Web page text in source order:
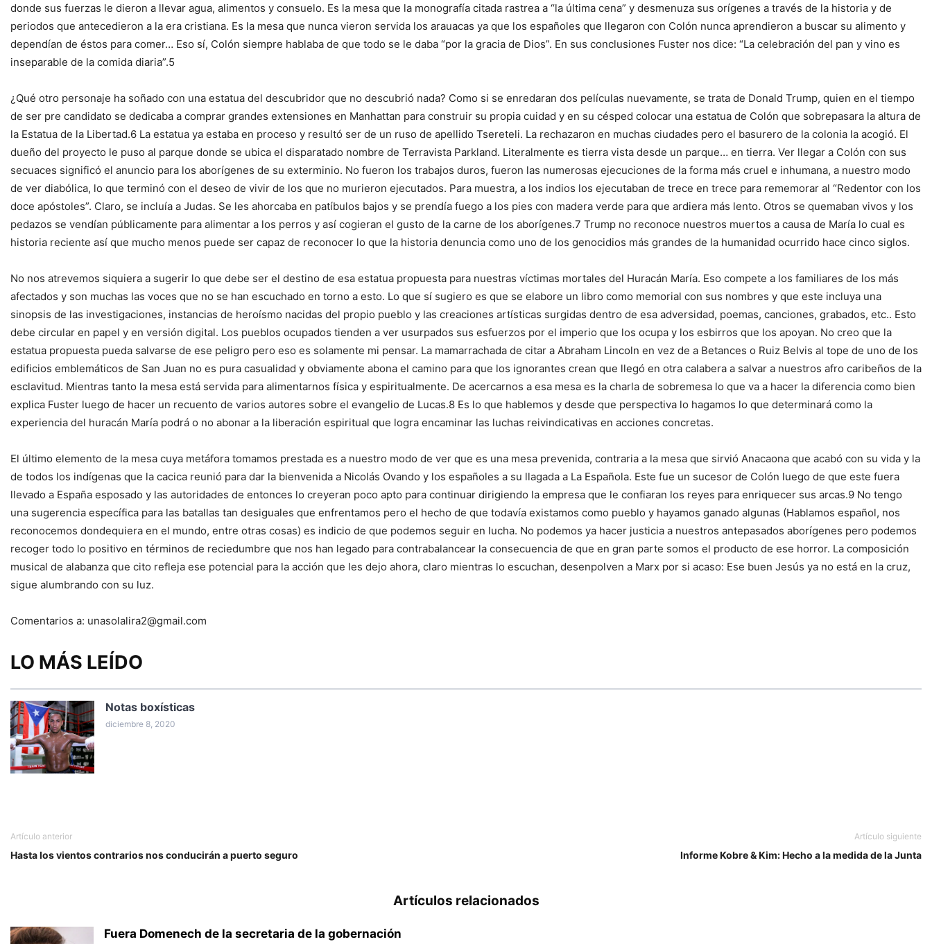
donde sus fuerzas le dieron a llevar agua, alimentos y consuelo. Es la mesa que la monografía citada rastrea a “la última cena” y desmenuza sus orígenes a través de la historia y de
periodos que antecedieron a la era cristiana. Es la mesa que nunca vieron servida los arauacas ya que los españoles que llegaron con Colón nunca aprendieron a buscar su alimento y
dependían de éstos para comer… Eso sí, Colón siempre hablaba de que todo se le daba “por la gracia de Dios”. En sus conclusiones Fuster nos dice: “La celebración del pan y vino es
inseparable de la comida diaria”.5
¿Qué otro personaje ha soñado con una estatua del descubridor que no descubrió nada? Como si se enredaran dos películas nuevamente, se trata de Donald Trump, quien en el tiempo
de ser pre candidato se dedicaba a comprar grandes extensiones en Manhattan para construir su propia cuidad y en su césped colocar una estatua de Colón que sobrepasara la altura de
la Estatua de la Libertad.6 La estatua ya estaba en proceso y resultó ser de un ruso de apellido Tsereteli. La rechazaron en muchas ciudades pero el basurero de la colonia la acogió. El
dueño del proyecto le puso al parque donde se ubica el disparatado nombre de Terravista Parkland. Literalmente es tierra vista desde un parque… en tierra. Ver llegar a Colón con sus
secuaces significó el anuncio para los aborígenes de su exterminio. No fueron los trabajos duros, fueron las numerosas ejecuciones de la forma más cruel e inhumana, a nuestro modo
de ver diabólica, lo que terminó con el deseo de vivir de los que no murieron ejecutados. Para muestra, a los indios los ejecutaban de trece en trece para rememorar al “Redentor con los
doce apóstoles”. Claro, se incluía a Judas. Se les ahorcaba en patíbulos bajos y se prendía fuego a los pies con madera verde para que ardiera más lento. Otros se quemaban vivos y los
pedazos se vendían públicamente para alimentar a los perros y así cogieran el gusto de la carne de los aborígenes.7 Trump no reconoce nuestros muertos a causa de María lo cual es
historia reciente así que mucho menos puede ser capaz de reconocer lo que la historia denuncia como uno de los genocidios más grandes de la humanidad ocurrido hace cinco siglos.
No nos atrevemos siquiera a sugerir lo que debe ser el destino de esa estatua propuesta para nuestras víctimas mortales del Huracán María. Eso compete a los familiares de los más
afectados y son muchas las voces que no se han escuchado en torno a esto. Lo que sí sugiero es que se elabore un libro como memorial con sus nombres y que este incluya una
sinopsis de las investigaciones, instancias de heroísmo nacidas del propio pueblo y las creaciones artísticas surgidas dentro de esa adversidad, poemas, canciones, grabados, etc.. Esto
debe circular en papel y en versión digital. Los pueblos ocupados tienden a ver usurpados sus esfuerzos por el imperio que los ocupa y los esbirros que los apoyan. No creo que la
estatua propuesta pueda salvarse de ese peligro pero eso es solamente mi pensar. La mamarrachada de citar a Abraham Lincoln en vez de a Betances o Ruiz Belvis al tope de uno de los
edificios emblemáticos de San Juan no es pura casualidad y obviamente abona el camino para que los ignorantes crean que llegó en otra calabera a salvar a nuestros afro caribeños de la
esclavitud. Mientras tanto la mesa está servida para alimentarnos física y espiritualmente. De acercarnos a esa mesa es la charla de sobremesa lo que va a hacer la diferencia como bien
explica Fuster luego de hacer un recuento de varios autores sobre el evangelio de Lucas.8 Es lo que hablemos y desde que perspectiva lo hagamos lo que determinará como la
experiencia del huracán María podrá o no abonar a la liberación espiritual que logra encaminar las luchas reivindicativas en acciones concretas.
El último elemento de la mesa cuya metáfora tomamos prestada es a nuestro modo de ver que es una mesa prevenida, contraria a la mesa que sirvió Anacaona que acabó con su vida y la
de todos los indígenas que la cacica reunió para dar la bienvenida a Nicolás Ovando y los españoles a su llagada a La Española. Este fue un sucesor de Colón luego de que este fuera
llevado a España esposado y las autoridades de entonces lo creyeran poco apto para continuar dirigiendo la empresa que le confiaran los reyes para enriquecer sus arcas.9 No tengo
una sugerencia específica para las batallas tan desiguales que enfrentamos pero el hecho de que todavía existamos como pueblo y hayamos ganado algunas (Hablamos español, nos
reconocemos dondequiera en el mundo, entre otras cosas) es indicio de que podemos seguir en lucha. No podemos ya hacer justicia a nuestros antepasados aborígenes pero podemos
recoger todo lo positivo en términos de reciedumbre que nos han legado para contrabalancear la consecuencia de que en gran parte somos el producto de ese horror. La composición
musical de alabanza que cito refleja ese potencial para la acción que les dejo ahora, claro mientras lo escuchan, desenpolven a Marx por si acaso: Ese buen Jesús ya no está en la cruz,
sigue alumbrando con su luz.
Comentarios a: unasolalira2@gmail.com
LO MÁS LEÍDO
Notas boxísticas
diciembre 8, 2020
Artículo anterior
Hasta los vientos contrarios nos conducirán a puerto seguro
Artículo siguiente
Informe Kobre & Kim: Hecho a la medida de la Junta
Artículos relacionados
Fuera Domenech de la secretaria de la gobernación